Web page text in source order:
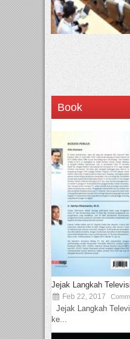
Book
Jejak Langkah
Feb 22, 2017
Jejak Langkah
ke...